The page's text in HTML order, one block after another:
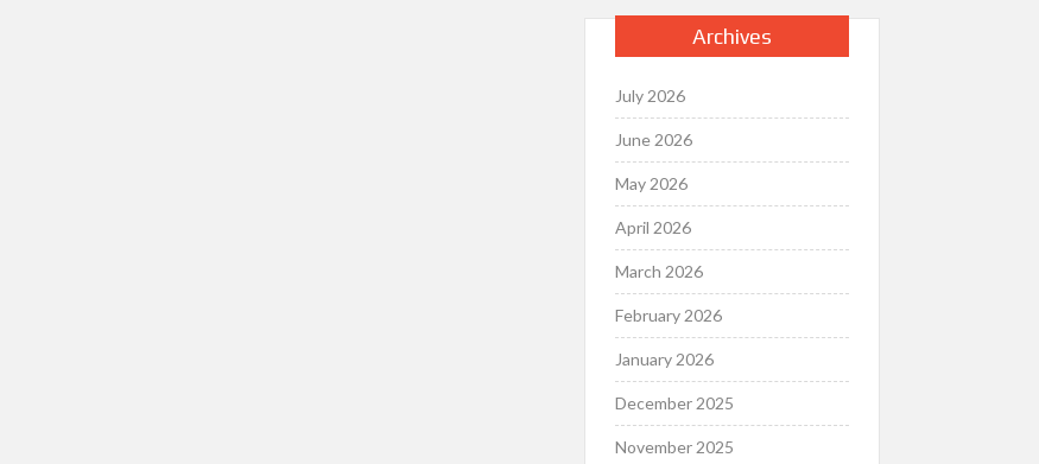
Archives
July 2026
June 2026
May 2026
April 2026
March 2026
February 2026
January 2026
December 2025
November 2025